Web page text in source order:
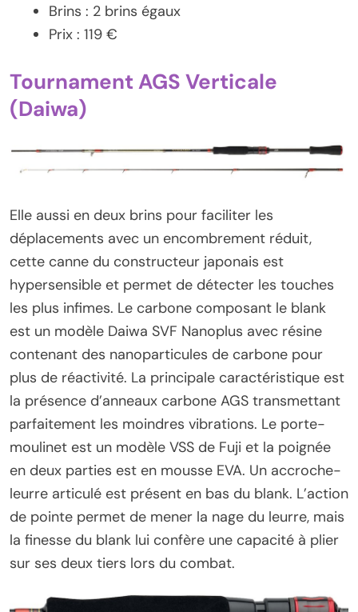
Brins : 2 brins égaux
Prix : 119 €
Tournament AGS Verticale
(Daiwa)
Elle aussi en deux brins pour faciliter les
déplacements avec un encombrement réduit,
cette canne du constructeur japonais est
hypersensible et permet de détecter les touches
les plus infimes. Le carbone composant le blank
est un modèle Daiwa SVF Nanoplus avec résine
contenant des nanoparticules de carbone pour
plus de réactivité. La principale caractéristique est
la présence d’anneaux carbone AGS transmettant
parfaitement les moindres vibrations. Le porte-
moulinet est un modèle VSS de Fuji et la poignée
en deux parties est en mousse EVA. Un accroche-
leurre articulé est présent en bas du blank. L’action
de pointe permet de mener la nage du leurre, mais
la finesse du blank lui confère une capacité à plier
sur ses deux tiers lors du combat.